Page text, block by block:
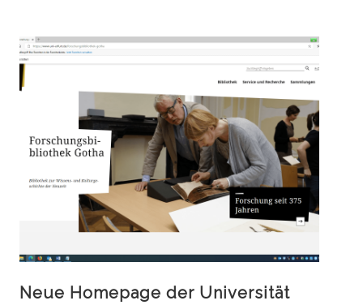
Neue Homepage der Universität